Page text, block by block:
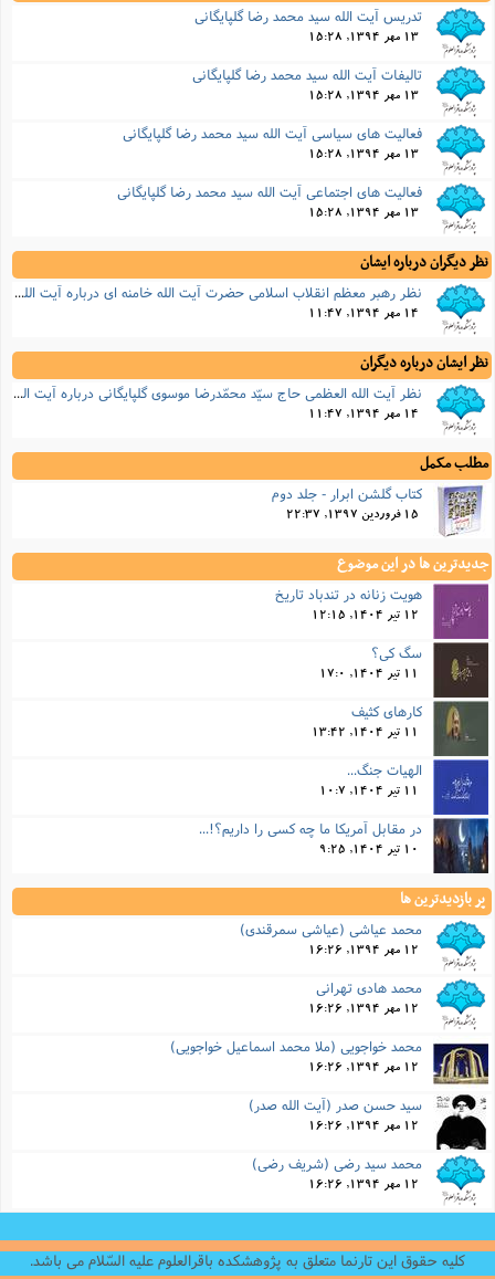
تدریس آیت الله سید محمد رضا گلپایگانی
13 مهر 1394, 15:28
تالیفات آیت الله سید محمد رضا گلپایگانی
13 مهر 1394, 15:28
فعالیت های سیاسی آیت الله سید محمد رضا گلپایگانی
13 مهر 1394, 15:28
فعالیت های اجتماعی آیت الله سید محمد رضا گلپایگانی
13 مهر 1394, 15:28
نظر دیگران درباره ایشان
نظر رهبر معظم انقلاب اسلامى حضرت آیت الله خامنه اى درباره آیت الله سید محمد رضا گلپایگانی
14 مهر 1394, 11:47
نظر ایشان درباره دیگران
نظر آیت الله العظمى حاج سیّد محمّدرضا موسوى گلپایگانى درباره آیت الله لطف الله صافی
14 مهر 1394, 11:47
مطلب مکمل
کتاب گلشن ابرار - جلد دوم
15 فروردین 1397, 22:37
جدیدترین ها در این موضوع
هویت زنانه در تندباد تاریخ
12 تیر 1404, 12:15
سگ کی؟
11 تیر 1404, 17:0
کارهای کثیف
11 تیر 1404, 13:42
الهیات جنگ...
11 تیر 1404, 10:7
در مقابل آمریکا ما چه کسی را داریم؟!...
10 تیر 1404, 9:25
پر بازدیدترین ها
محمد عیاشی (عیاشی سمرقندی)
12 مهر 1394, 16:26
محمد هادی تهرانی
12 مهر 1394, 16:26
محمد خواجویی (ملا محمد اسماعیل خواجویی)
12 مهر 1394, 16:26
سید حسن صدر (آیت الله صدر)
12 مهر 1394, 16:26
محمد سید رضی (شریف رضى)
12 مهر 1394, 16:26
کلیه حقوق این تارنما متعلق به پژوهشکده باقرالعلوم علیه السّلام می باشد.